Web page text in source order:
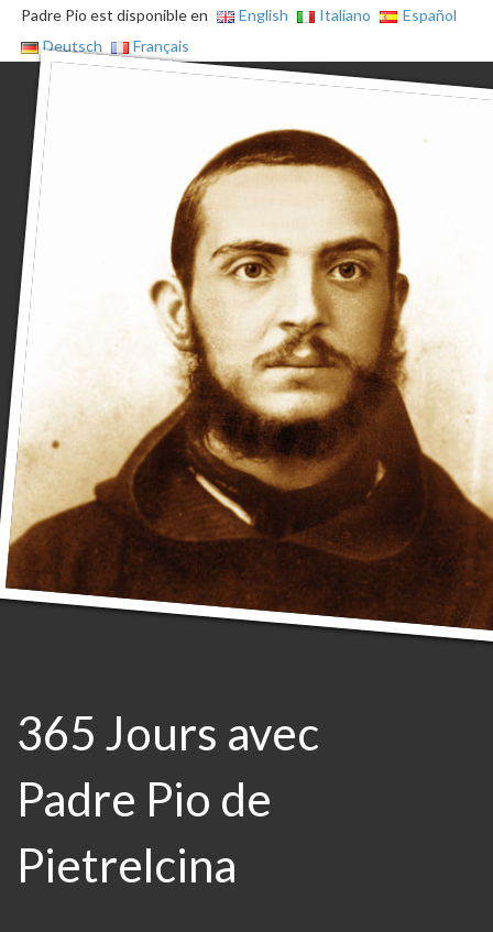
Padre Pio est disponible en English Italiano
Español
Deutsch
Français
365 Jours avec
Padre Pio de
Pietrelcina